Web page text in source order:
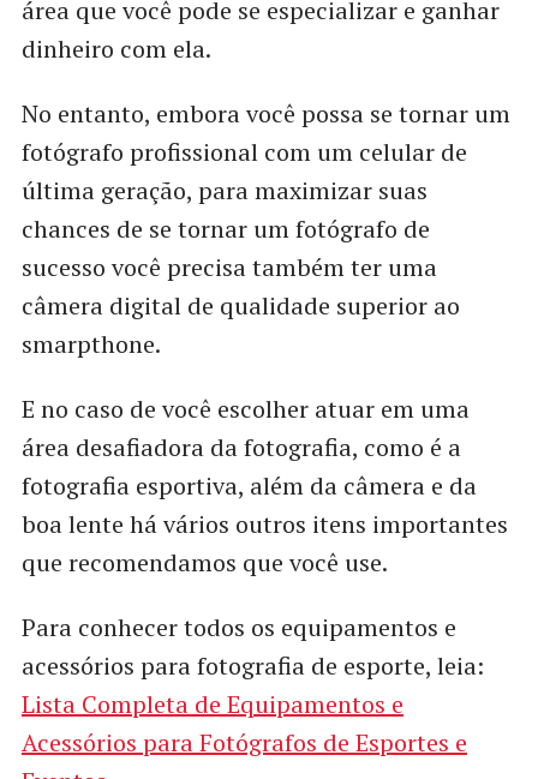
área que você pode se especializar e ganhar
dinheiro com ela.
No entanto, embora você possa se tornar um
fotógrafo profissional com um celular de
última geração, para maximizar suas
chances de se tornar um fotógrafo de
sucesso você precisa também ter uma
câmera digital de qualidade superior ao
smarpthone.
E no caso de você escolher atuar em uma
área desafiadora da fotografia, como é a
fotografia esportiva, além da câmera e da
boa lente há vários outros itens importantes
que recomendamos que você use.
Para conhecer todos os equipamentos e
acessórios para fotografia de esporte, leia:
Lista Completa de Equipamentos e
Acessórios para Fotógrafos de Esportes e